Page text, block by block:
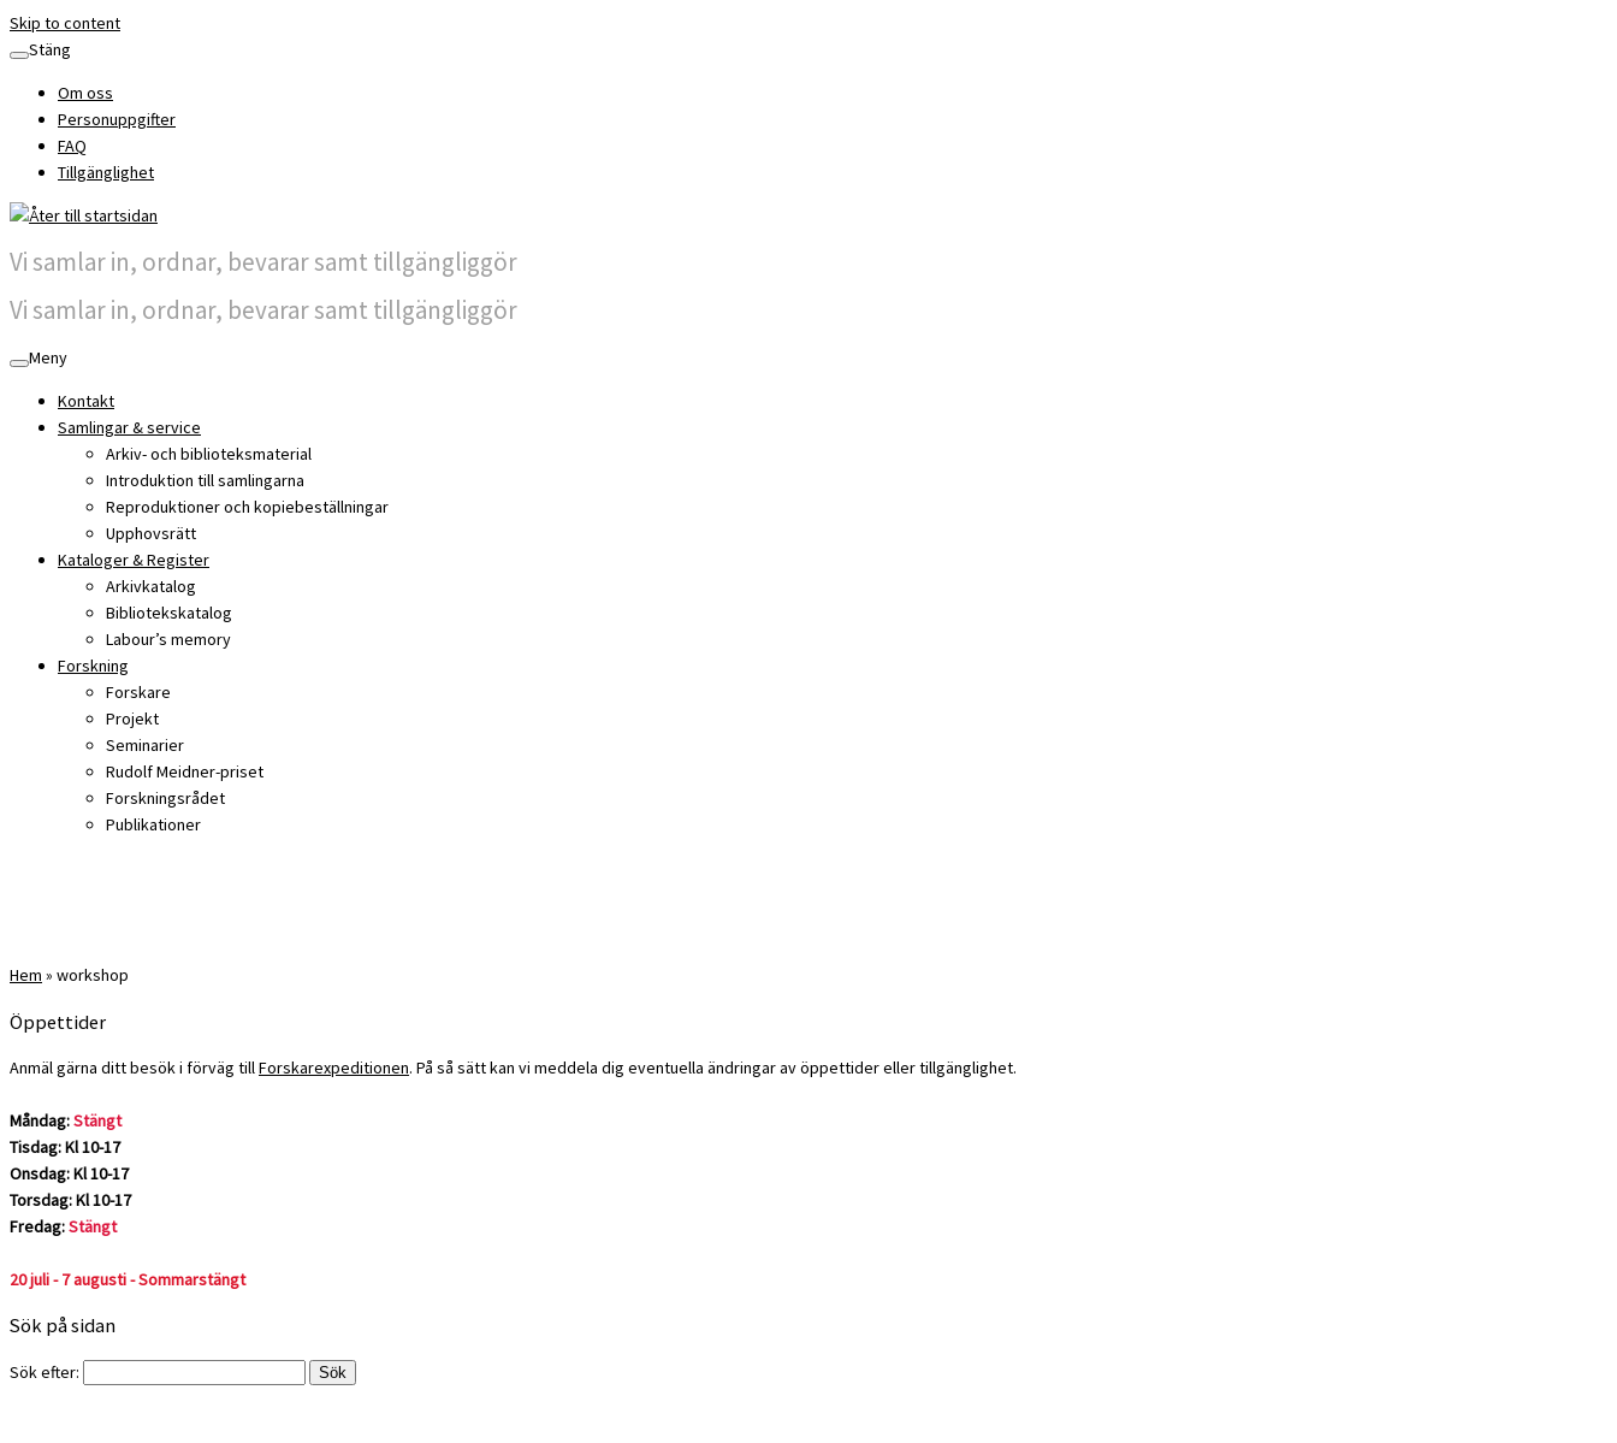
Skip to content
Stäng
Om oss
Personuppgifter
FAQ
Tillgänglighet
Vi samlar in, ordnar, bevarar samt tillgängliggör
Vi samlar in, ordnar, bevarar samt tillgängliggör
Meny
Kontakt
Samlingar & service
Arkiv- och biblioteksmaterial
Introduktion till samlingarna
Reproduktioner och kopiebeställningar
Upphovsrätt
Kataloger & Register
Arkivkatalog
Bibliotekskatalog
Labour’s memory
Forskning
Forskare
Projekt
Seminarier
Rudolf Meidner-priset
Forskningsrådet
Publikationer
Hem » workshop
Öppettider
Anmäl gärna ditt besök i förväg tillForskarexpeditionen. På så sätt kan vi meddela dig eventuella ändringar av öppettider eller tillgänglighet.
Måndag:Stängt
Tisdag: Kl 10-17
Onsdag: Kl 10-17
Torsdag: Kl 10-17
Fredag:Stängt
20 juli - 7 augusti - Sommarstängt
Sök på sidan
Sök efter: